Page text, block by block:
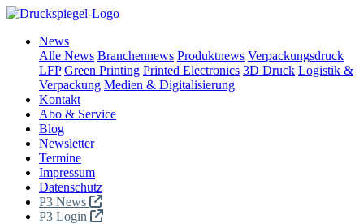
News
Alle News Branchennews Produktnews Verpackungsdruck
LFP Green Printing Printed Electronics 3D Druck Logistik &
Verpackung Medien & Digitalisierung
Kontakt
Abo & Service
Blog
Newsletter
Termine
Impressum
Datenschutz
P3 News
P3 Login